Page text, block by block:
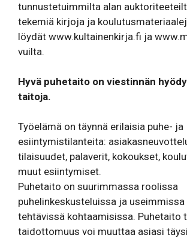
tunnustetuimmilta alan
tekemiä kirjoja ja
löydät www.kultainenkirja.fi ja
vuilta.
Hyvä puhetaito on viestinnän
taitoja.
Työelämä on täynnä erilaisia puhe- ja
esiintymistilanteita:
tilaisuudet, palaverit, kokoukset,
muut esiintymiset.
Puhetaito on suurimmassa roolissa
puhelinkeskusteluissa ja
tehtävissä kohtaamisissa. Puhetaito
taidottomuus voi muuttaa asiasi